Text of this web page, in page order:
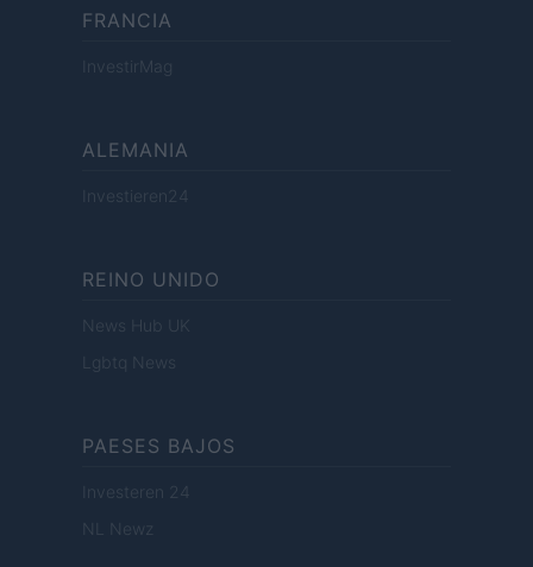
FRANCIA
InvestirMag
ALEMANIA
Investieren24
REINO UNIDO
News Hub UK
Lgbtq News
PAESES BAJOS
Investeren 24
NL Newz